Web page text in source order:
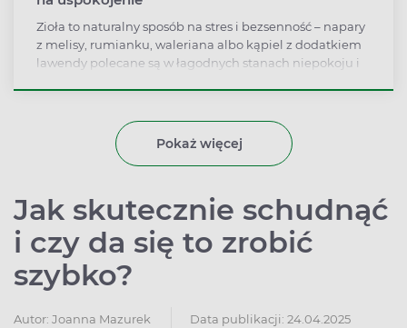
Zioła to naturalny sposób na stres i bezsenność – napary
z melisy, rumianku, waleriana albo kąpiel z dodatkiem
lawendy polecane są w łagodnych stanach niepokoju i
Pokaż więcej
Jak skutecznie schudnąć
i czy da się to zrobić
szybko?
Autor: Joanna Mazurek Data publikacji: 24.04.2025